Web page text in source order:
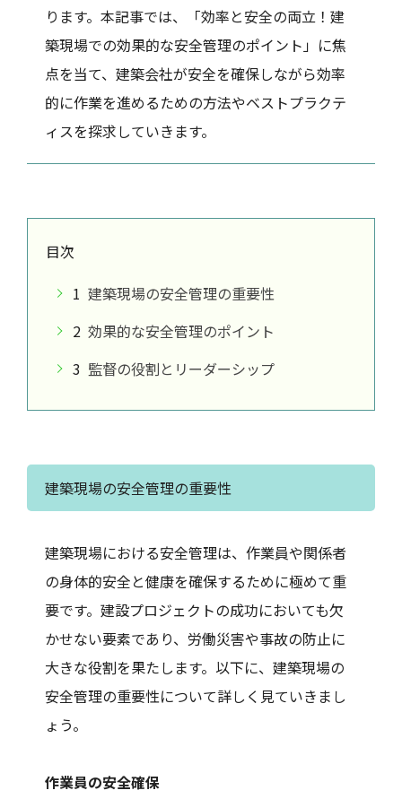
ります。本記事では、「効率と安全の両立！建
築現場での効果的な安全管理のポイント」に焦
点を当て、建築会社が安全を確保しながら効率
的に作業を進めるための方法やベストプラクテ
ィスを探求していきます。
目次
1 建築現場の安全管理の重要性
2 効果的な安全管理のポイント
3 監督の役割とリーダーシップ
建築現場の安全管理の重要性
建築現場における安全管理は、作業員や関係者
の身体的安全と健康を確保するために極めて重
要です。建設プロジェクトの成功においても欠
かせない要素であり、労働災害や事故の防止に
大きな役割を果たします。以下に、建築現場の
安全管理の重要性について詳しく見ていきまし
ょう。
作業員の安全確保